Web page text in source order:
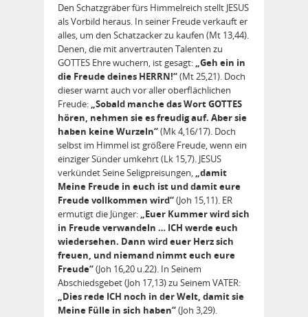
Den Schatzgräber fürs Himmelreich stellt JESUS
als Vorbild heraus. In seiner Freude verkauft er
alles, um den Schatzacker zu kaufen (Mt 13,44).
Denen, die mit anvertrauten Talenten zu
GOTTES Ehre wuchern, ist gesagt: „Geh ein in
die Freude deines HERRN!“(Mt 25,21). Doch
dieser warnt auch vor aller oberflächlichen
Freude: „Sobald manche das Wort GOTTES
hören, nehmen sie es freudig auf. Aber sie
haben keine Wurzeln“(Mk 4,16/17). Doch
selbst im Himmel ist größere Freude, wenn ein
einziger Sünder umkehrt (Lk 15,7). JESUS
verkündet Seine Seligpreisungen, „damit
Meine Freude in euch ist und damit eure
Freude vollkommen wird“(Joh 15,11). ER
ermutigt die Jünger: „Euer Kummer wird sich
in Freude verwandeln … ICH werde euch
wiedersehen. Dann wird euer Herz sich
freuen, und niemand nimmt euch eure
Freude“(Joh 16,20 u.22). In Seinem
Abschiedsgebet (Joh 17,13) zu Seinem VATER:
„Dies rede ICH noch in der Welt, damit sie
Meine Fülle in sich haben“(Joh 3,29).